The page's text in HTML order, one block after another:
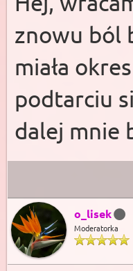
znowu ból
miała
podtarciu
dalej mnie
o_lisek
Moderatorka